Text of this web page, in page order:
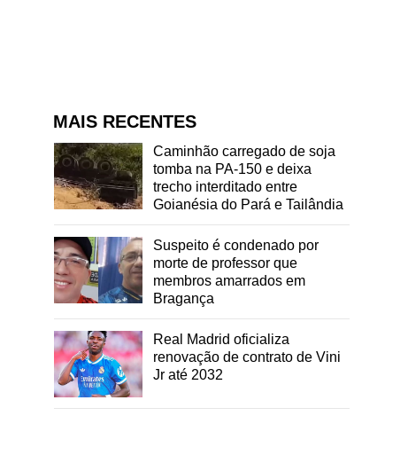
MAIS RECENTES
Caminhão carregado de soja
tomba na PA-150 e deixa
trecho interditado entre
Goianésia do Pará e Tailândia
Suspeito é condenado por
morte de professor que
membros amarrados em
Bragança
Real Madrid oficializa
renovação de contrato de Vini
Jr até 2032